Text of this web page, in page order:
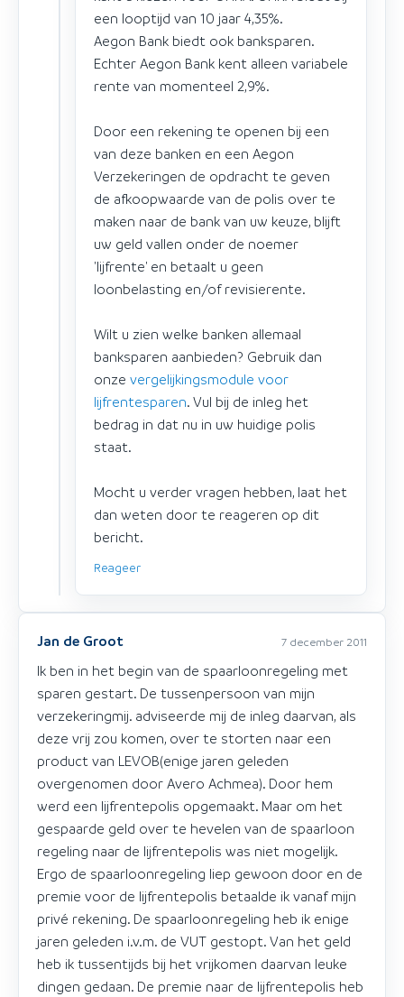
een looptijd van 10 jaar 4,35%.
Aegon Bank biedt ook banksparen.
Echter Aegon Bank kent alleen variabele
rente van momenteel 2,9%.
Door een rekening te openen bij een
van deze banken en een Aegon
Verzekeringen de opdracht te geven
de afkoopwaarde van de polis over te
maken naar de bank van uw keuze, blijft
uw geld vallen onder de noemer
'lijfrente' en betaalt u geen
loonbelasting en/of revisierente.
Wilt u zien welke banken allemaal
banksparen aanbieden? Gebruik dan
onze vergelijkingsmodule voor
lijfrentesparen. Vul bij de inleg het
bedrag in dat nu in uw huidige polis
staat.
Mocht u verder vragen hebben, laat het
dan weten door te reageren op dit
bericht.
Reageer
Jan de Groot 7 december 2011
Ik ben in het begin van de spaarloonregeling met
sparen gestart. De tussenpersoon van mijn
verzekeringmij. adviseerde mij de inleg daarvan, als
deze vrij zou komen, over te storten naar een
product van LEVOB(enige jaren geleden
overgenomen door Avero Achmea). Door hem
werd een lijfrentepolis opgemaakt. Maar om het
gespaarde geld over te hevelen van de spaarloon
regeling naar de lijfrentepolis was niet mogelijk.
Ergo de spaarloonregeling liep gewoon door en de
premie voor de lijfrentepolis betaalde ik vanaf mijn
privé rekening. De spaarloonregeling heb ik enige
jaren geleden i.v.m. de VUT gestopt. Van het geld
heb ik tussentijds bij het vrijkomen daarvan leuke
dingen gedaan. De premie naar de lijfrentepolis heb